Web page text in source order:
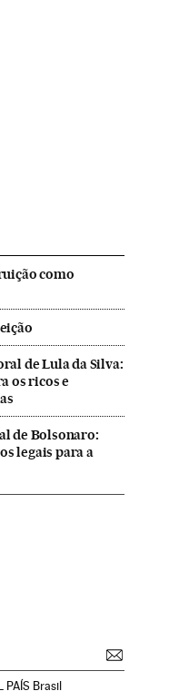
como
de Lula da Silva:
os ricos e
de Bolsonaro:
legais para a
PAÍS Brasil